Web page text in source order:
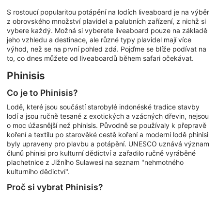
S rostoucí popularitou potápění na lodích liveaboard je na výběr
z obrovského množství plavidel a palubních zařízení, z nichž si
vybere každý. Možná si vyberete liveaboard pouze na základě
jeho vzhledu a destinace, ale různé typy plavidel mají více
výhod, než se na první pohled zdá. Pojďme se blíže podívat na
to, co dnes můžete od liveaboardů během safari očekávat.
Phinisis
Co je to Phinisis?
Lodě, které jsou součástí starobylé indonéské tradice stavby
lodí a jsou ručně tesané z exotických a vzácných dřevin, nejsou
o moc úžasnější než phinisis. Původně se používaly k přepravě
koření a textilu po starověké cestě koření a moderní lodě phinisi
byly upraveny pro plavbu a potápění. UNESCO uznává význam
člunů phinisi pro kulturní dědictví a zařadilo ručně vyráběné
plachetnice z Jižního Sulawesi na seznam "nehmotného
kulturního dědictví".
Proč si vybrat Phinisis?